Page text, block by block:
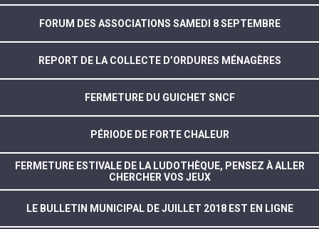
FORUM DES ASSOCIATIONS SAMEDI 8 SEPTEMBRE
REPORT DE LA COLLECTE D’ORDURES MÉNAGÈRES
FERMETURE DU GUICHET SNCF
PÉRIODE DE FORTE CHALEUR
FERMETURE ESTIVALE DE LA LUDOTHÈQUE, PENSEZ À ALLER
CHERCHER VOS JEUX
LE BULLETIN MUNICIPAL DE JUILLET 2018 EST EN LIGNE